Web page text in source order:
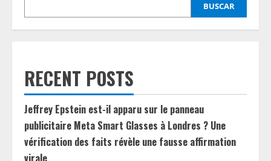
BUSCAR
RECENT POSTS
Jeffrey Epstein est-il apparu sur le panneau
publicitaire Meta Smart Glasses à Londres ? Une
vérification des faits révèle une fausse affirmation
virale